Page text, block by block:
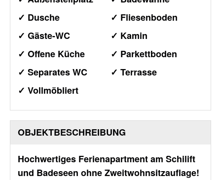
✓ Dusche
✓ Fliesenboden
✓ Gäste-WC
✓ Kamin
✓ Offene Küche
✓ Parkettboden
✓ Separates WC
✓ Terrasse
✓ Vollmöbliert
OBJEKT­BESCHREIBUNG
Hochwertiges Ferienapartment am Schilift
und Badeseen ohne Zweitwohnsitzauflage!